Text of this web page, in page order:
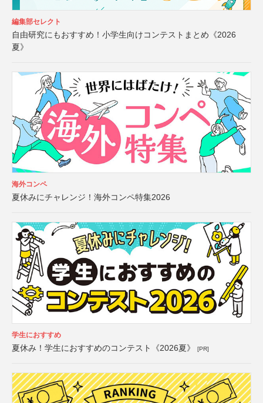
編集部セレクト
自由研究にもおすすめ！小学生向けコンテストまとめ《2026
夏》
海外コンペ
夏休みにチャレンジ！海外コンペ特集2026
学生におすすめ
夏休み！学生におすすめのコンテスト《2026夏》 [PR]